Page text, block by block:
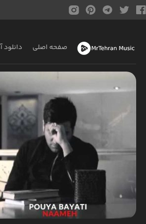
صفحه اصلی